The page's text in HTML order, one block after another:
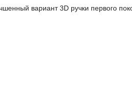
вариант 3D ручки первого